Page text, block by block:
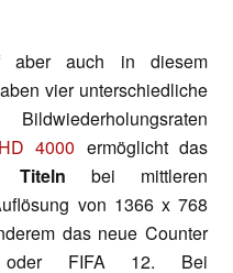
auch in diesem
vier unterschiedliche
4000 ermöglicht das
Titeln bei mittleren
von 1366 x 768
das neue Counter
oder FIFA 12. Bei